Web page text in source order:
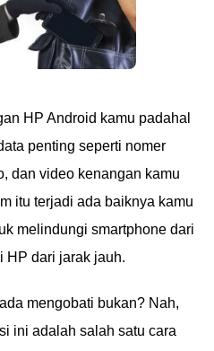
HP Android kamu padahal
penting seperti nomer
dan video kenangan kamu
itu terjadi ada baiknya kamu
melindungi smartphone dari
HP dari jarak jauh.
mengobati bukan? Nah,
ini adalah salah satu cara